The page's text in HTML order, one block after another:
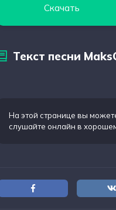
Скачать
Текст песни
На этой странице вы
слушайте онлайн в